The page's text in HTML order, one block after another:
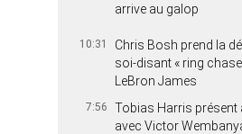
arrive au galop
10:31
Chris Bosh prend la
soi-disant « ring
LeBron James
7:56
Tobias Harris présent
avec Victor